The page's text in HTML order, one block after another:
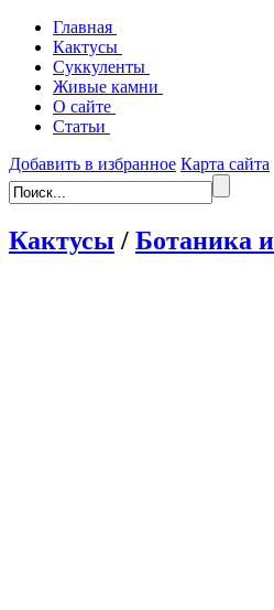
Главная
Кактусы
Суккуленты
Живые камни
О сайте
Статьи
Добавить в избранное Карта сайта
Кактусы / Ботаника